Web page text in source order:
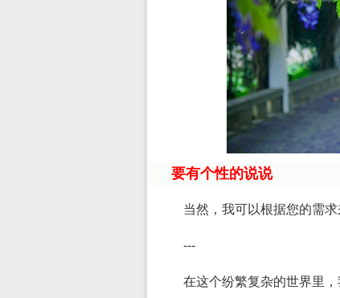
要有个性的说说
当然，我可以根据您的需
---
在这个纷繁复杂的世界里